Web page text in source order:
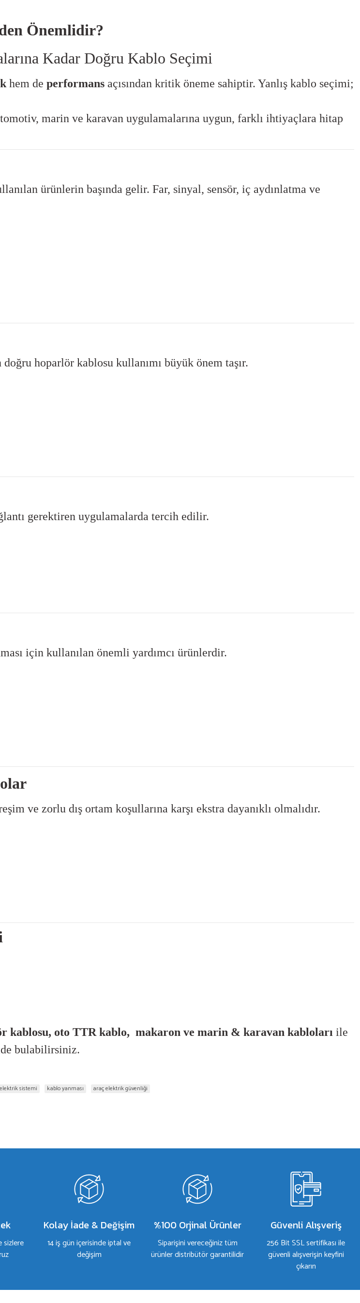
Önemlidir?
Kadar Doğru Kablo Seçimi
hem de performans açısından kritik öneme sahiptir. Yanlış kablo seçimi;
marin ve karavan uygulamalarına uygun, farklı ihtiyaçlara hitap
ürünlerin başında gelir. Far, sinyal, sensör, iç aydınlatma ve
hoparlör kablosu kullanımı büyük önem taşır.
gerektiren uygulamalarda tercih edilir.
için kullanılan önemli yardımcı ürünlerdir.
ve zorlu dış ortam koşullarına karşı ekstra dayanıklı olmalıdır.
kablosu, oto TTR kablo, makaron ve marin & karavan kabloları ile
bulabilirsiniz.
sistemi kablo yanması araç elektrik güvenliği
sizlere
Kolay İade & Değişim
14 iş gün içerisinde iptal ve
değişim
%100 Orjinal Ürünler
Siparişini vereceğiniz tüm
ürünler distribütör garantilidir
Güvenli Alışveriş
256 Bit SSL sertifikası ile
güvenli alışverişin keyfini
çıkarın